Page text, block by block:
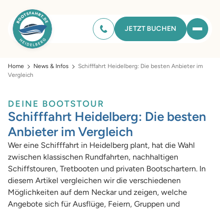
JETZT BUCHEN
Home News & Infos
Schifffahrt Heidelberg: Die besten Anbieter im
Vergleich
DEINE BOOTSTOUR
Schifffahrt Heidelberg: Die besten
Anbieter im Vergleich
Wer eine Schifffahrt in Heidelberg plant, hat die Wahl
zwischen klassischen Rundfahrten, nachhaltigen
Schiffstouren, Tretbooten und privaten Bootschartern. In
diesem Artikel vergleichen wir die verschiedenen
Möglichkeiten auf dem Neckar und zeigen, welche
Angebote sich für Ausflüge, Feiern, Gruppen und